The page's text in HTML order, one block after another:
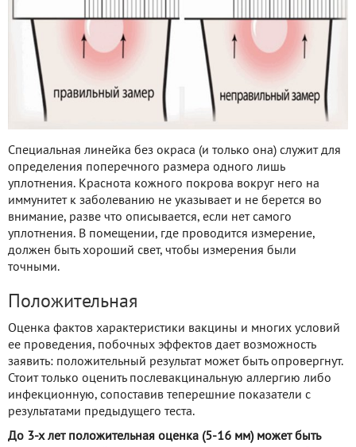
Специальная линейка без окраса (и только она) служит для
определения поперечного размера одного лишь
уплотнения. Краснота кожного покрова вокруг него на
иммунитет к заболеванию не указывает и не берется во
внимание, разве что описывается, если нет самого
уплотнения. В помещении, где проводится измерение,
должен быть хороший свет, чтобы измерения были
точными.
Положительная
Оценка фактов характеристики вакцины и многих условий
ее проведения, побочных эффектов дает возможность
заявить: положительный результат может быть опровергнут.
Стоит только оценить послевакцинальную аллергию либо
инфекционную, сопоставив теперешние показатели с
результатами предыдущего теста.
До 3-х лет положительная оценка (5-16 мм) может быть